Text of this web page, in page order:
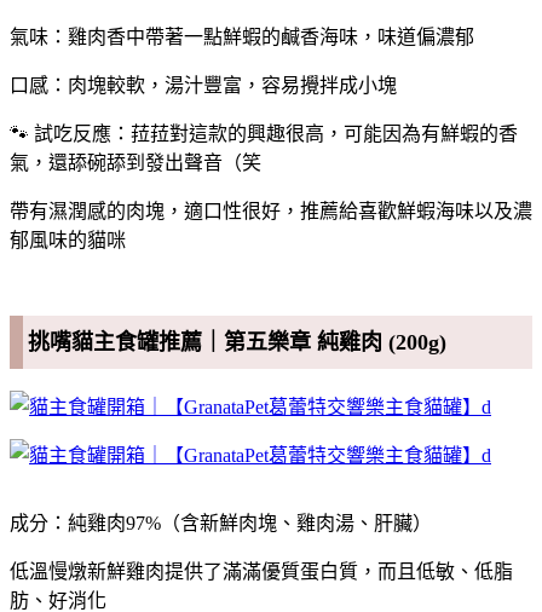
氣味：雞肉香中帶著一點鮮蝦的鹹香海味，味道偏濃郁
口感：肉塊較軟，湯汁豐富，容易攪拌成小塊
🐾 試吃反應：菈菈對這款的興趣很高，可能因為有鮮蝦的香
氣，還舔碗舔到發出聲音（笑
帶有濕潤感的肉塊，適口性很好，推薦給喜歡鮮蝦海味以及濃
郁風味的貓咪
挑嘴貓主食罐推薦｜第五樂章 純雞肉 (200g)
成分：純雞肉97%（含新鮮肉塊、雞肉湯、肝臟）
低溫慢燉新鮮雞肉提供了滿滿優質蛋白質，而且低敏、低脂
肪、好消化